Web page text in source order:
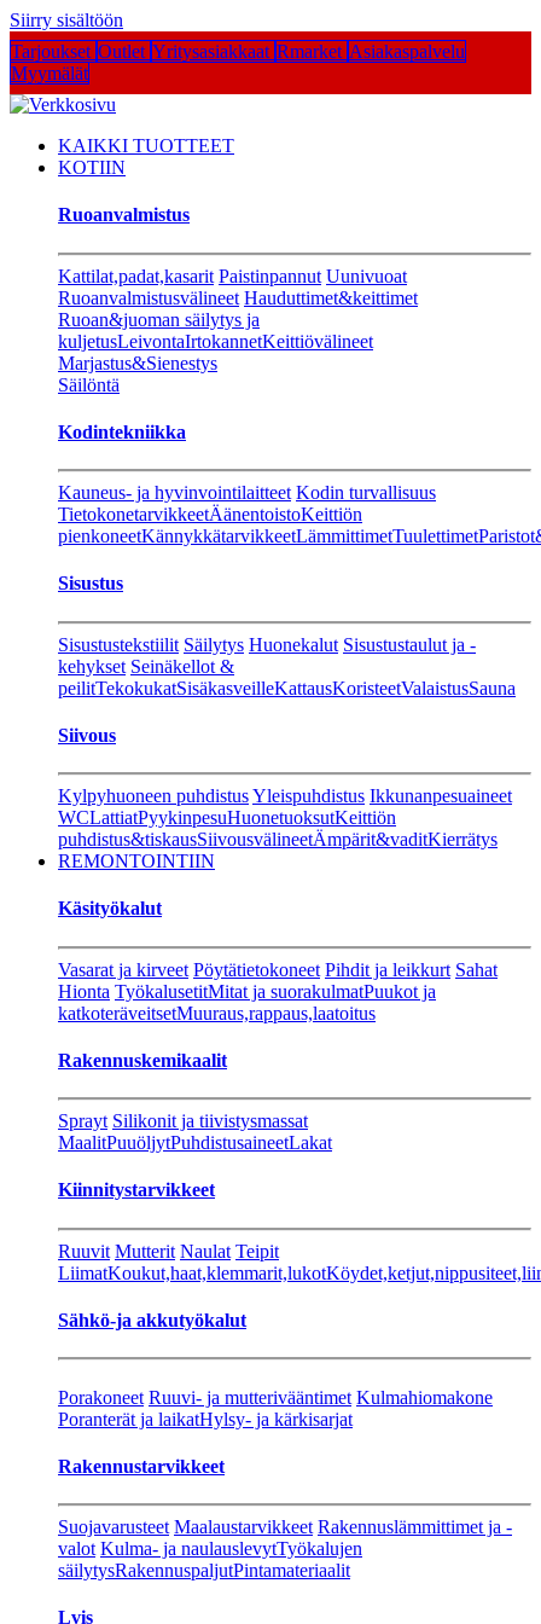
Siirry sisältöön
Tarjoukset Outlet Yritysasiakkaat Rmarket Asiakaspalvelu
Myymälät
KAIKKI TUOTTEET
KOTIIN
Ruoanvalmistus
Kattilat,padat,kasarit Paistinpannut Uunivuoat
Ruoanvalmistusvälineet Hauduttimet&keittimet
Ruoan&juoman säilytys ja
kuljetusLeivontaIrtokannetKeittiövälineet
Marjastus&Sienestys
Säilöntä
Kodintekniikka
Kauneus- ja hyvinvointilaitteet Kodin turvallisuus
TietokonetarvikkeetÄänentoistoKeittiön
pienkoneetKännykkätarvikkeetLämmittimetTuulettimet
Sisustus
Sisustustekstiilit Säilytys Huonekalut Sisustustaulut ja -
kehykset Seinäkellot &
peilitTekokukatSisäkasveilleKattausKoristeetValaistusSauna
Siivous
Kylpyhuoneen puhdistusYleispuhdistus Ikkunanpesuaineet
WCLattiatPyykinpesuHuonetuoksutKeittiön
puhdistus&tiskausSiivousvälineetÄmpärit&vaditKierrätys
REMONTOINTIIN
Käsityökalut
Vasarat ja kirveet Pöytätietokoneet Pihdit ja leikkurt Sahat
Hionta TyökalusetitMitat ja suorakulmatPuukot ja
katkoteräveitsetMuuraus,rappaus,laatoitus
Rakennuskemikaalit
Sprayt Silikonit ja tiivistysmassat
MaalitPuuöljytPuhdistusaineetLakat
Kiinnitystarvikkeet
Ruuvit Mutterit Naulat Teipit
LiimatKoukut,haat,klemmarit,lukot
Sähkö-ja akkutyökalut
Porakoneet Ruuvi- ja mutterivääntimet Kulmahiomakone
Poranterät ja laikatHylsy- ja kärkisarjat
Rakennustarvikkeet
Suojavarusteet Maalaustarvikkeet Rakennuslämmittimet ja -
valot Kulma- ja naulauslevytTyökalujen
säilytysRakennuspaljutPintamateriaalit
Lvis